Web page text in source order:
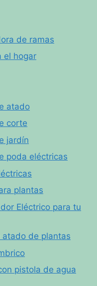
de ramas
el hogar
atado
corte
jardín
poda eléctricas
plantas
Eléctrico para tu
de plantas
pistola de agua